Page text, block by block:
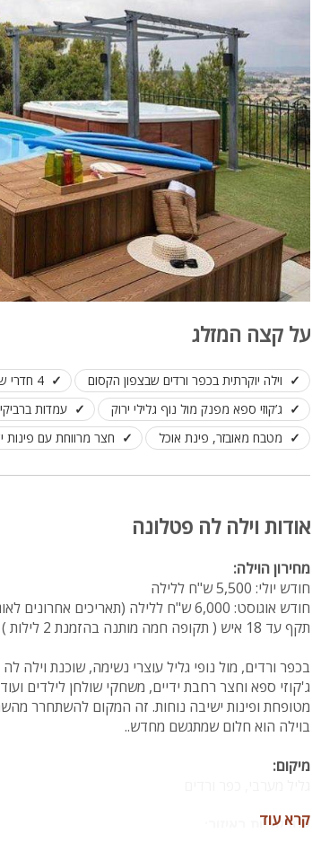
על קצה המזלג
וילה יוקרתית בכפר ורדים שבצפון הקסום 4 חדרי שינה מעוצבים ונוחים למשפחות וקבוצות
ג’קוזי ספא מפנק מול נוף גלילי ירוק
עמדות
מטבח מאובזר, פינת אוכל
חצר מרווחת עם פינות
אודות וילה לה פטלונה
מחירון הוילה:
חודש יולי: 5,500 ש"ח ללילה
חודש אוגוסט: 6,000 ש"ח ללילה (תאריכים אחרונים לאוגוסט)
תקף עד 18 איש ( תקופה חמה מותנה בהזמנת 2 לילות )
ג'קוזי ספא וחצר רחבת ידיים, משחקי שולחן לילדים
מטופחת ופינות ישיבה נוחות. זה המקום להשתחרר
בוילה הוא חלום שמתגשם מחדש..
מיקום:
אטרקציות באיזור:
קרא עוד